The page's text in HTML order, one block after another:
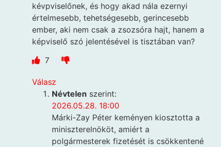
kévpviselőnek, és hogy akad nála ezernyi
értelmesebb, tehetségesebb, gerincesebb
ember, aki nem csak a zsozsóra hajt, hanem a
képviselő szó jelentésével is tisztában van?
7
Válasz
Névtelen szerint:
2026.05.28. 18:00
Márki-Zay Péter keményen kiosztotta a
miniszterelnököt, amiért a
polgármesterek fizetését is csökkentené